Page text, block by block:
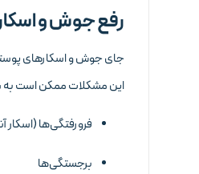
رفع جوش و
جای جوش‌ و اسکارهای
این مشکلات ممکن است
فرورفتگی‌ها (اسکار
برجستگی‌ها